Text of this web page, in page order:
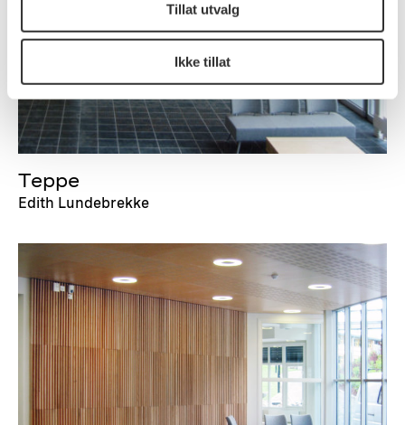
Tillat utvalg
Ikke tillat
Teppe
Edith Lundebrekke